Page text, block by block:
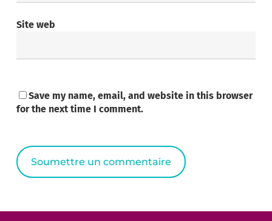
Site web
Save my name, email, and website in this browser
for the next time I comment.